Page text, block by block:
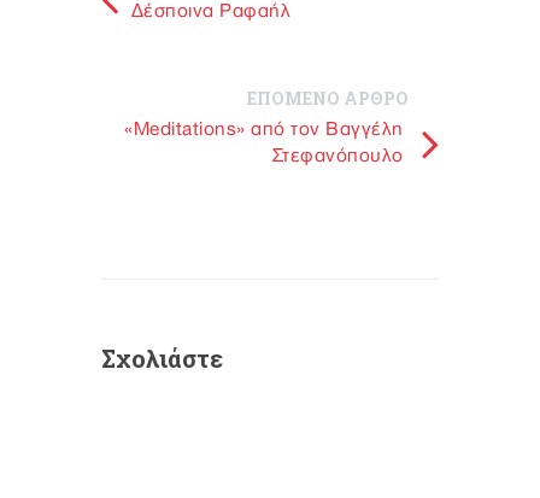
Δέσποινα Ραφαήλ
ΕΠΟΜΕΝΟ ΑΡΘΡΟ
«Meditations» από τον Βαγγέλη
Στεφανόπουλο
Σχολιάστε